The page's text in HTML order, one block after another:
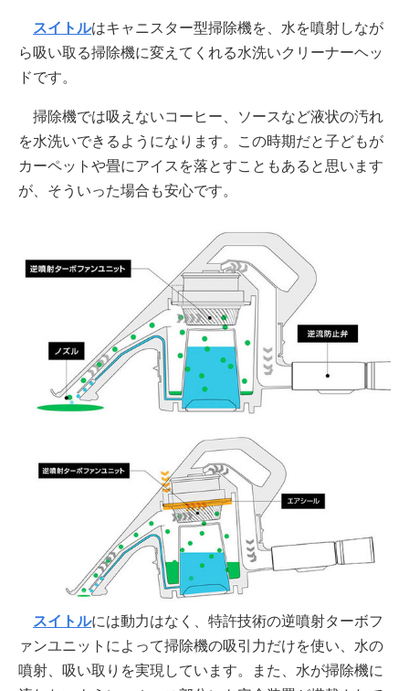
スイトルはキャニスター型掃除機を、水を噴射しなが
ら吸い取る掃除機に変えてくれる水洗いクリーナーヘッ
ドです。
掃除機では吸えないコーヒー、ソースなど液状の汚れ
を水洗いできるようになります。この時期だと子どもが
カーペットや畳にアイスを落とすこともあると思います
が、そういった場合も安心です。
スイトルには動力はなく、特許技術の逆噴射ターボフ
ァンユニットによって掃除機の吸引力だけを使い、水の
噴射、吸い取りを実現しています。また、水が掃除機に